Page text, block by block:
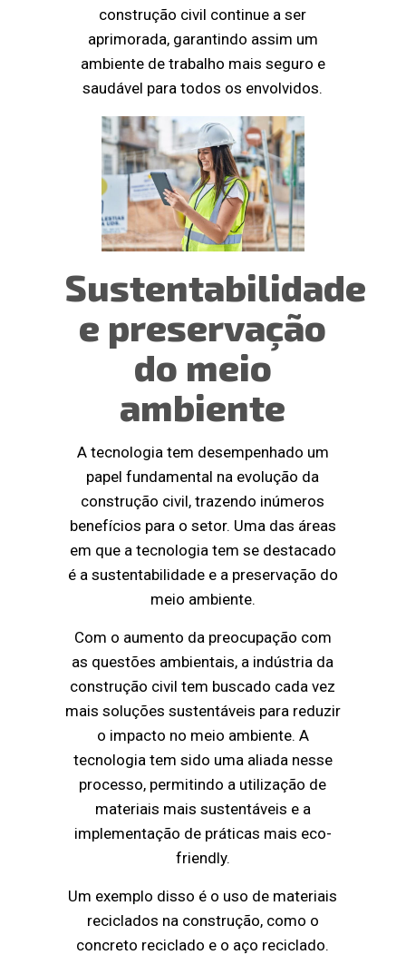
construção civil continue a ser
aprimorada, garantindo assim um
ambiente de trabalho mais seguro e
saudável para todos os envolvidos.
Sustentabilidade
e preservação
do meio
ambiente
A tecnologia tem desempenhado um
papel fundamental na evolução da
construção civil, trazendo inúmeros
benefícios para o setor. Uma das áreas
em que a tecnologia tem se destacado
é a sustentabilidade e a preservação do
meio ambiente.
Com o aumento da preocupação com
as questões ambientais, a indústria da
construção civil tem buscado cada vez
mais soluções sustentáveis para reduzir
o impacto no meio ambiente. A
tecnologia tem sido uma aliada nesse
processo, permitindo a utilização de
materiais mais sustentáveis e a
implementação de práticas mais eco-
friendly.
Um exemplo disso é o uso de materiais
reciclados na construção, como o
concreto reciclado e o aço reciclado.